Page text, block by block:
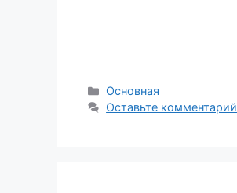
Рубрики
Основная
Оставьте комментарий